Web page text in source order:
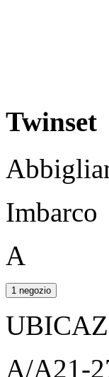
Twinset
Imbarco
A
1 negozio
A/A21-